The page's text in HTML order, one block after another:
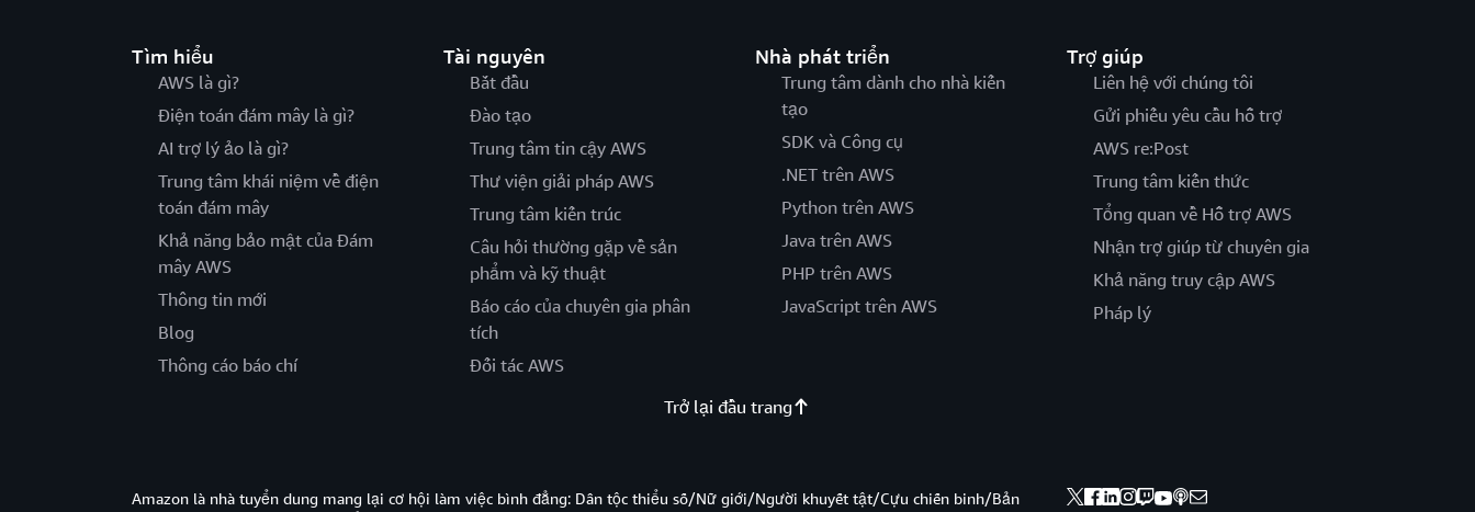
Tìm hiểu
AWS là gì?
Điện toán đám mây là gì?
AI trợ lý ảo là gì?
Trung tâm khái niệm về điện
toán đám mây
Khả năng bảo mật của Đám
mây AWS
Thông tin mới
Blog
Thông cáo báo chí
Tài nguyên
Bắt đầu
Đào tạo
Trung tâm tin cậy AWS
Thư viện giải pháp AWS
Trung tâm kiến trúc
Câu hỏi thường gặp về sản
phẩm và kỹ thuật
Báo cáo của chuyên gia phân
tích
Đối tác AWS
Nhà phát triển
Trung tâm dành cho nhà kiến
tạo
SDK và Công cụ
.NET trên AWS
Python trên AWS
Java trên AWS
PHP trên AWS
JavaScript trên AWS
Trợ giúp
Liên hệ với chúng tôi
Gửi phiếu yêu cầu hỗ trợ
AWS re:Post
Trung tâm kiến thức
Tổng quan về Hỗ trợ AWS
Nhận trợ giúp từ chuyên gia
Khả năng truy cập AWS
Pháp lý
Trở lại đầu trang
Amazon là nhà tuyển dung mang lại cơ hội làm việc bình đẳng: Dân tộc thiểu số/Nữ giới/Người khuyết tật/Cựu chiến binh/Bản